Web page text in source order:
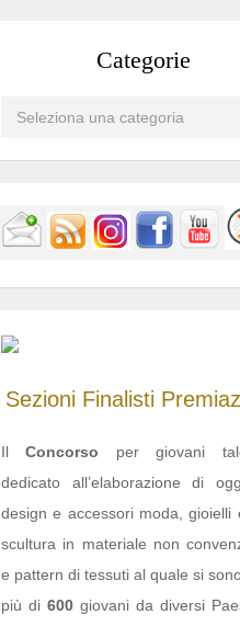
Categorie
Sezioni Finalisti
IlConcorso per giovani
dedicato all’elaborazione di
design e accessori moda, gioielli
scultura in materiale non
e pattern di tessuti al quale si
più di 600 giovani da diversi